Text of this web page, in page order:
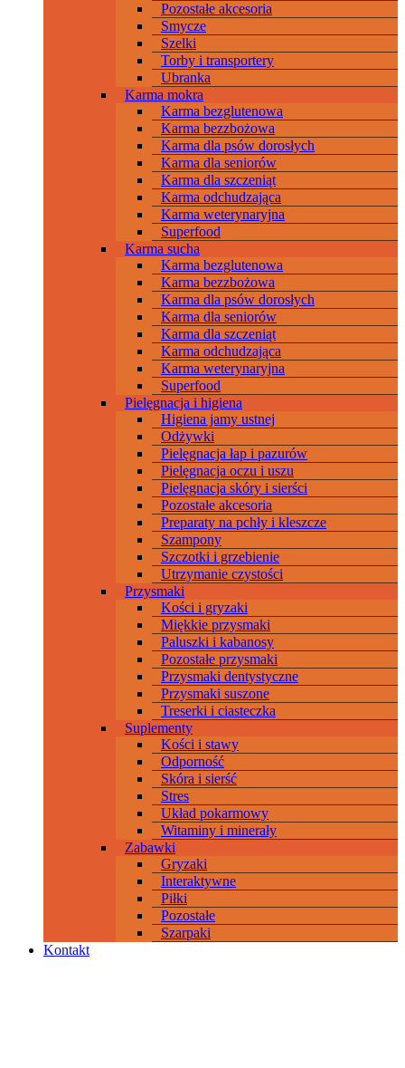
Pozostałe akcesoria
Smycze
Szelki
Torby i transportery
Ubranka
Karma mokra
Karma bezglutenowa
Karma bezzbożowa
Karma dla psów dorosłych
Karma dla seniorów
Karma dla szczeniąt
Karma odchudzająca
Karma weterynaryjna
Superfood
Karma sucha
Karma bezglutenowa
Karma bezzbożowa
Karma dla psów dorosłych
Karma dla seniorów
Karma dla szczeniąt
Karma odchudzająca
Karma weterynaryjna
Superfood
Pielęgnacja i higiena
Higiena jamy ustnej
Odżywki
Pielęgnacja łap i pazurów
Pielęgnacja oczu i uszu
Pielęgnacja skóry i sierści
Pozostałe akcesoria
Preparaty na pchły i kleszcze
Szampony
Szczotki i grzebienie
Utrzymanie czystości
Przysmaki
Kości i gryzaki
Miękkie przysmaki
Paluszki i kabanosy
Pozostałe przysmaki
Przysmaki dentystyczne
Przysmaki suszone
Treserki i ciasteczka
Suplementy
Kości i stawy
Odporność
Skóra i sierść
Stres
Układ pokarmowy
Witaminy i minerały
Zabawki
Gryzaki
Interaktywne
Piłki
Pozostałe
Szarpaki
Kontakt